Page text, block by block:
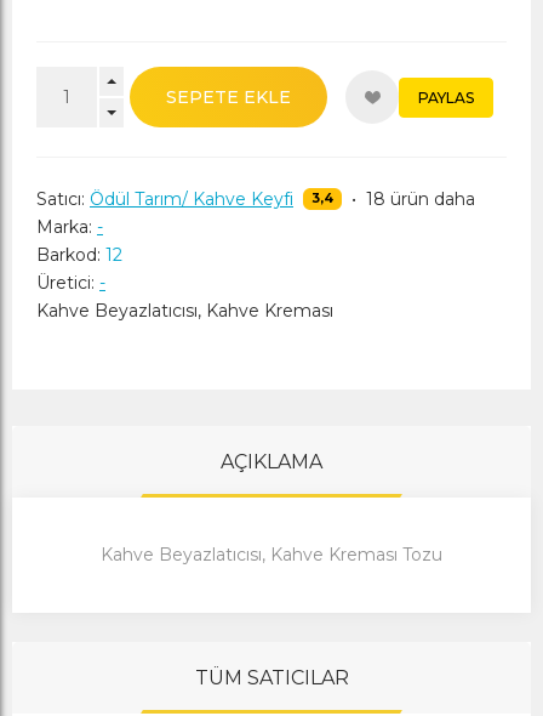
SEPETE EKLE PAYLAS
Satıcı: Ödül Tarım/ Kahve Keyfi 3,4 • 18 ürün daha
Marka: -
Barkod: 12
Üretici: -
Kahve Beyazlatıcısı, Kahve Kreması
AÇIKLAMA
Kahve Beyazlatıcısı, Kahve Kreması Tozu
TÜM SATICILAR